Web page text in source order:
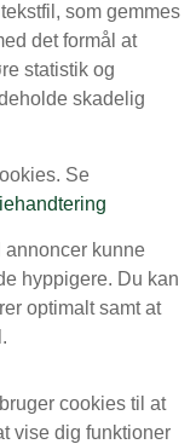
som gemmes
det formål at
statistik og
skadelig
Se
annoncer kunne
hyppigere. Du kan
optimalt samt at
cookies til at
vise dig funktioner